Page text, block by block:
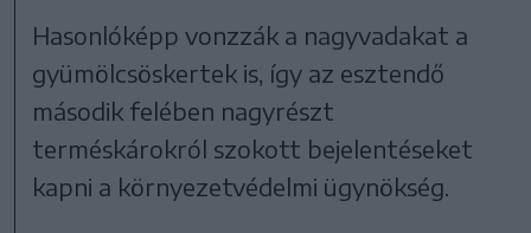
Hasonlóképp vonzzák a nagyvadakat a
gyümölcsöskertek is, így az esztendő
második felében nagyrészt
terméskárokról szokott bejelentéseket
kapni a környezetvédelmi ügynökség.